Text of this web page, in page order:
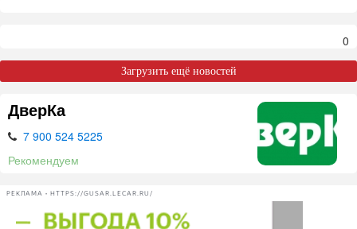
0
Загрузить ещё новостей
ДверКа
7 900 524 5225
Рекомендуем
РЕКЛАМА • HTTPS://GUSAR.LECAR.RU/